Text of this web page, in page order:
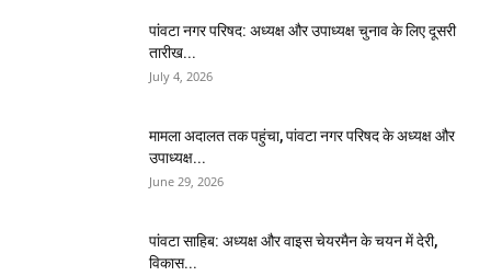
पांवटा नगर परिषद: अध्यक्ष और उपाध्यक्ष चुनाव के लिए दूसरी
तारीख...
July 4, 2026
मामला अदालत तक पहुंचा, पांवटा नगर परिषद के अध्यक्ष और
उपाध्यक्ष...
June 29, 2026
पांवटा साहिब: अध्यक्ष और वाइस चेयरमैन के चयन में देरी,
विकास...